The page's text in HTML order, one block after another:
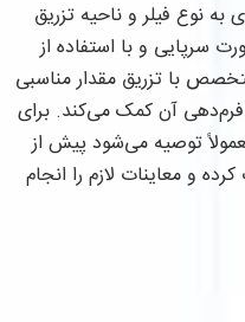
به نوع فیلر و ناحیه تزریق
سرپایی و با استفاده از
با تزریق مقدار مناسبی
فرم‌دهی آن کمک می‌کند. برای
توصیه می‌شود پیش از
و معاینات لازم را انجام